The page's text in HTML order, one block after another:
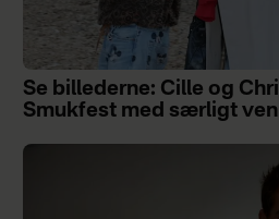
Se billederne: Cille og
Smukfest med særligt